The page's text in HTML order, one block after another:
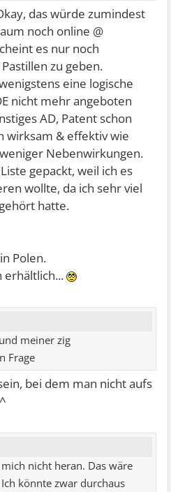
Länder sind davon nicht
Seite des Herstellers
das würde zumindest
noch online @
es nur noch
zu geben.
eine logische
nicht mehr angeboten
AD, Patent schon
wirksam & effektiv wie
Nebenwirkungen.
gepackt, weil ich es
wollte, da ich sehr viel
hatte.
Polen.
erhältlich...
meiner zig
Frage
bei dem man nicht aufs
nicht heran. Das wäre
könnte zwar durchaus